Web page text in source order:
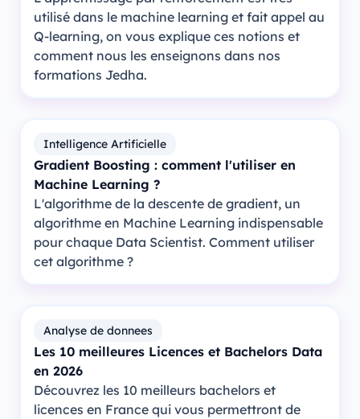
utilisé dans le machine learning et fait appel au
Q-learning, on vous explique ces notions et
comment nous les enseignons dans nos
formations Jedha.
Intelligence Artificielle
Gradient Boosting : comment l'utiliser en
Machine Learning ?
L'algorithme de la descente de gradient, un
algorithme en Machine Learning indispensable
pour chaque Data Scientist. Comment utiliser
cet algorithme ?
Analyse de donnees
Les 10 meilleures Licences et Bachelors Data
en 2026
Découvrez les 10 meilleurs bachelors et
licences en France qui vous permettront de